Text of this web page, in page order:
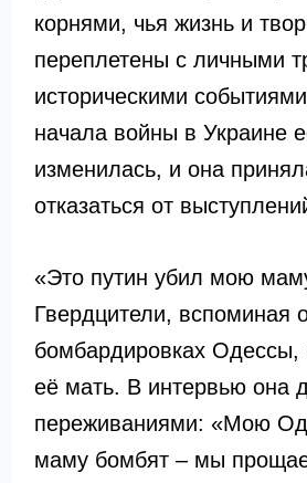
корнями, чья жизнь и
переплетены с личными
историческими
начала войны в Украине
изменилась, и она
отказаться от
«Это путин убил мою
Гвердцители, вспоминая
бомбардировках Одессы,
её мать. В интервью она
переживаниями: «Мою
маму бомбят – мы